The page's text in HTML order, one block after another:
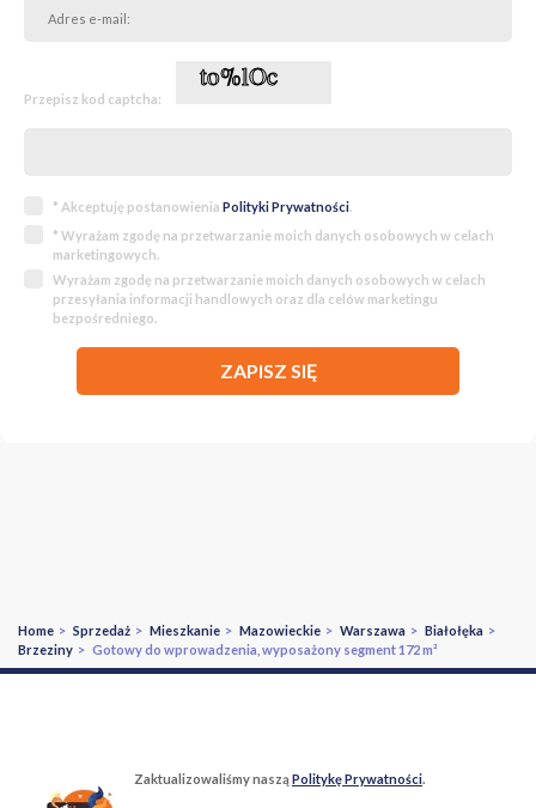
Przepisz kod captcha:
* Akceptuję postanowienia Polityki Prywatności.
* Wyrażam zgodę na przetwarzanie moich danych osobowych w celach
marketingowych.
Wyrażam zgodę na przetwarzanie moich danych osobowych w celach
przesyłania informacji handlowych oraz dla celów marketingu
bezpośredniego.
ZAPISZ SIĘ
Home > Sprzedaż > Mieszkanie > Mazowieckie > Warszawa > Białołęka >
Brzeziny > Gotowy do wprowadzenia, wyposażony segment 172 m²
Zaktualizowaliśmy naszą Politykę Prywatności.